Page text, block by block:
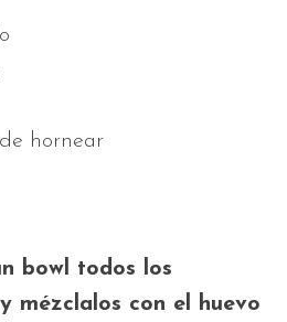
hornear
bowl todos los
mézclalos con el huevo